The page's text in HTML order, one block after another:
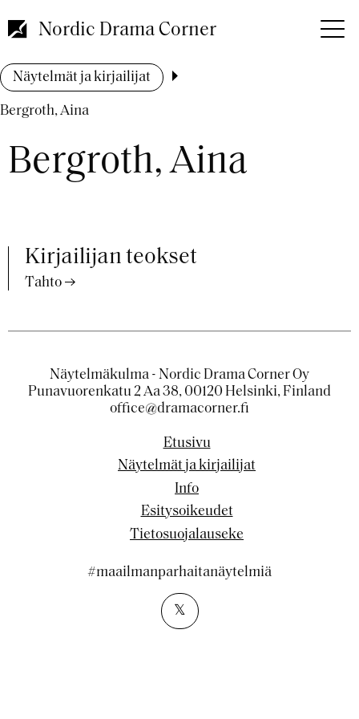
pääsisältöön
Nordic Drama Corner
Murupolku
Näytelmät ja kirjailijat
Bergroth, Aina
Bergroth, Aina
Kirjailijan teokset
Tahto
Näytelmäkulma - Nordic Drama Corner Oy
Punavuorenkatu 2 Aa 38, 00120 Helsinki, Finland
office@dramacorner.fi
Etusivu
Näytelmät ja kirjailijat
Info
Esitysoikeudet
Tietosuojalauseke
#maailmanparhaitanäytelmiä
𝕏